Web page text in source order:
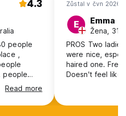
4.3
people
,
people
Read more
Zůstal v čvn 2026
E Emma
Žena, 31-
PROS Two
were nice,
haired one. Free
Doesn't feel like
annoying! Smells like weed